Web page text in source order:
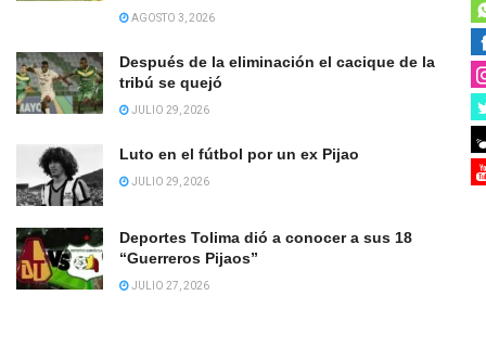
AGOSTO 3, 2026
Después de la eliminación el cacique de la
tribú se quejó
JULIO 29, 2026
Luto en el fútbol por un ex Pijao
JULIO 29, 2026
Deportes Tolima dió a conocer a sus 18
“Guerreros Pijaos”
JULIO 27, 2026